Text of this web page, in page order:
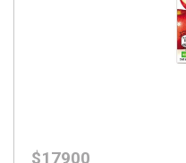
$17900